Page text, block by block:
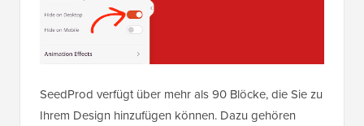
SeedProd verfügt über mehr als 90 Blöcke, die Sie zu
Ihrem Design hinzufügen können. Dazu gehören